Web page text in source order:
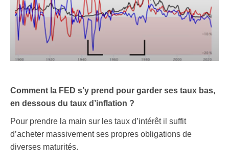
Comment la FED s’y prend pour garder ses taux bas,
en dessous du taux d’inflation ?
Pour prendre la main sur les taux d’intérêt il suffit
d’acheter massivement ses propres obligations de
diverses maturités.